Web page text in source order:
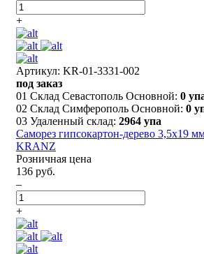
+
Артикул: KR-01-3331-002
под заказ
01 Склад Севастополь Основной: 0
02 Склад Симферополь Основной: 0
03 Удаленный склад: 2964 упа
Саморез гипсокартон-дерево 3,5х19
KRANZ
Розничная цена
136 руб.
–
+